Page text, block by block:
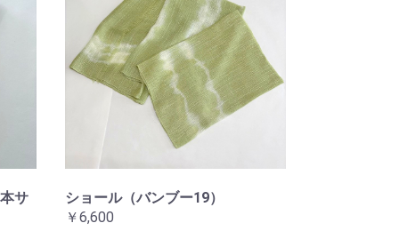
サ
ショール（バンブー19）
￥6,600